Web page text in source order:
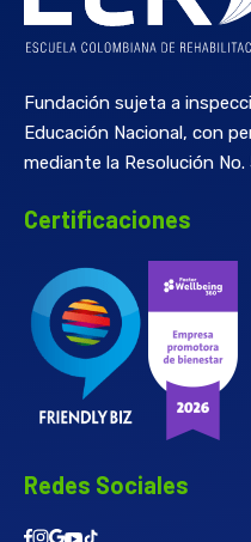
Fundación sujeta a
Educación Nacional, con
mediante la Resolución
Certificaciones
Redes Sociales